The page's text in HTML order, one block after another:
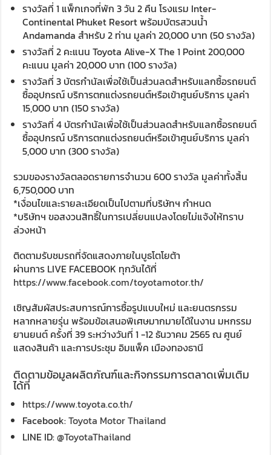
รางวัลที่ 1 แพ็กเกจที่พัก 3 วัน 2 คืน โรงแรม Inter-
Continental Phuket Resort พร้อมบัตรสวนน้ำ
Andamanda สำหรับ 2 ท่าน มูลค่า 20,000 บาท (50 รางวัล)
รางวัลที่ 2 คะแนน Toyota Alive-X The 1 Point 200,000
คะแนน มูลค่า 20,000 บาท (100 รางวัล)
รางวัลที่ 3 บัตรกำนัลเพื่อใช้เป็นส่วนลดสำหรับแลกซื้อรถยนต์
ซื้ออุปกรณ์ บริการตกแต่งรถยนต์หรือเข้าศูนย์บริการ มูลค่า
15,000 บาท (150 รางวัล)
รางวัลที่ 4 บัตรกำนัลเพื่อใช้เป็นส่วนลดสำหรับแลกซื้อรถยนต์
ซื้ออุปกรณ์ บริการตกแต่งรถยนต์หรือเข้าศูนย์บริการ มูลค่า
5,000 บาท (300 รางวัล)
รวมของรางวัลตลอดรายการจำนวน 600 รางวัล มูลค่าทั้งสิ้น
6,750,000 บาท
*เงื่อนไขและรายละเอียดเป็นไปตามที่บริษัทฯ กำหนด
*บริษัทฯ ขอสงวนสิทธิ์ในการเปลี่ยนแปลงโดยไม่แจ้งให้ทราบ
ล่วงหน้า
ติดตามรับชมรถที่จัดแสดงภายในบูธโตโยต้า
ผ่านการ LIVE FACEBOOK ทุกวันได้ที่
https://www.facebook.com/toyotamotor.th/
เชิญสัมผัสประสบการณ์การซื้อรูปแบบใหม่ และยนตรกรรม
หลากหลายรุ่น พร้อมข้อเสนอพิเศษมากมายได้ในงาน มหกรรม
ยานยนต์ ครั้งที่ 39 ระหว่างวันที่ 1 -12 ธันวาคม 2565 ณ ศูนย์
แสดงสินค้า และการประชุม อิมแพ็ค เมืองทองธานี
ติดตามข้อมูลผลิตภัณฑ์และกิจกรรมการตลาดเพิ่มเติม
ได้ที่
https://www.toyota.co.th/
Facebook:Toyota Motor Thailand
LINE ID:@ToyotaThailand